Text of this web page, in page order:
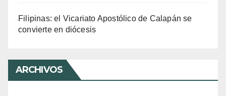
Filipinas: el Vicariato Apostólico de Calapán se
convierte en diócesis
ARCHIVOS